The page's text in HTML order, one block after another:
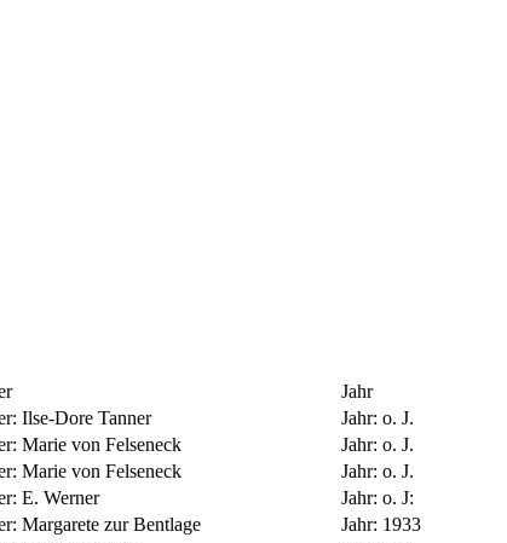
Jahr
Ilse-Dore Tanner Jahr: o. J.
Marie von Felseneck Jahr: o. J.
Marie von Felseneck Jahr: o. J.
E. Werner Jahr: o. J:
Margarete zur Bentlage Jahr: 1933